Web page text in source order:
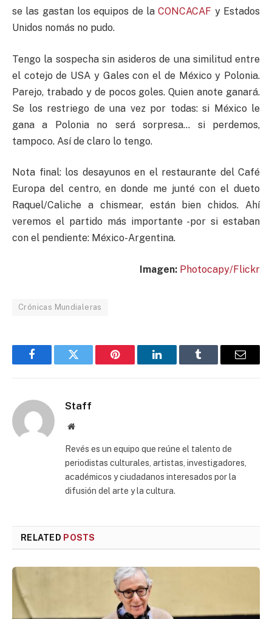
se las gastan los equipos de laCONCACAF y Estados
Unidos nomás no pudo.
Tengo la sospecha sin asideros de una similitud entre
el cotejo de USA y Gales con el de México y Polonia.
Parejo, trabado y de pocos goles. Quien anote ganará.
Se los restriego de una vez por todas: si México le
gana a Polonia no será sorpresa… si perdemos,
tampoco. Así de claro lo tengo.
Nota final: los desayunos en el restaurante del Café
Europa del centro, en donde me junté con el dueto
Raquel/Caliche a chismear, están bien chidos. Ahí
veremos el partido más importante -por si estaban
con el pendiente: México-Argentina.
Imagen: Photocapy/Flickr
Crónicas Mundialeras
FacebookTwitter Pinterest LinkedInTumblr Email
Staff
Website
Revés es un equipo que reúne el talento de
periodistas culturales, artistas, investigadores,
académicos y ciudadanos interesados por la
difusión del arte y la cultura.
RELATED POSTS